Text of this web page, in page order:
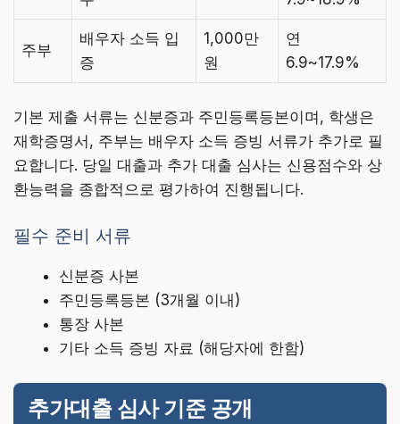
주부
배우자 소득 입
증
1,000만
원
연
6.9~17.9%
기본 제출 서류는 신분증과 주민등록등본이며, 학생은
재학증명서, 주부는 배우자 소득 증빙 서류가 추가로 필
요합니다. 당일 대출과 추가 대출 심사는 신용점수와 상
환능력을 종합적으로 평가하여 진행됩니다.
필수 준비 서류
신분증 사본
주민등록등본 (3개월 이내)
통장 사본
기타 소득 증빙 자료 (해당자에 한함)
추가대출 심사 기준 공개